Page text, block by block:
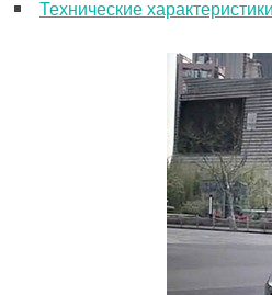
Технические